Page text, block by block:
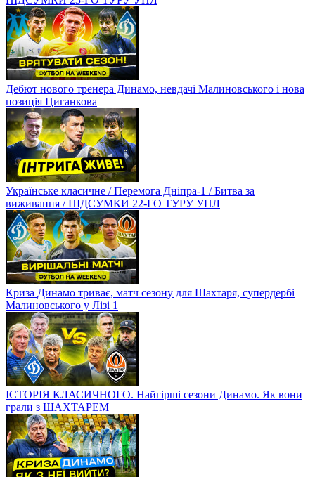
Дебют нового тренера Динамо, невдачі Малиновського і нова
позиція Циганкова
Українське класичне / Перемога Дніпра-1 / Битва за
виживання / ПІДСУМКИ 22-ГО ТУРУ УПЛ
Криза Динамо триває, матч сезону для Шахтаря, супердербі
Малиновського у Лізі 1
ІСТОРІЯ КЛАСИЧНОГО. Найгірші сезони Динамо. Як вони
грали з ШАХТАРЕМ